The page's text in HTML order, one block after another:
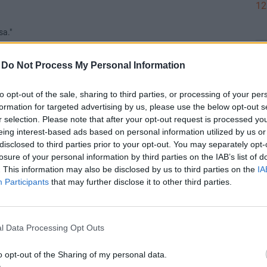
Do Not Process My Personal Information
opt-out of the sale, sharing to third parties, or processing of your
for targeted advertising by us, please use the below opt-out
selection. Please note that after your opt-out request is processed
interest-based ads based on personal information utilized by us
to third parties prior to your opt-out. You may separately
of your personal information by third parties on the IAB’s list of
This information may also be disclosed by us to third parties on the
Participants that may further disclose it to other third parties.
Data Processing Opt Outs
opt-out of the Sharing of my personal data.
tonna szén-dioxid-kibocsátást eredményez.
a szemet a szigeten, vegyél repoharat.
Válasz erre
#34851
tízmilliárdos állami támogatásban és kedvező hitelben
nem méltóztatott válaszolni, hogy vállalják-e a 13
Innen is üzenem az olasz partoknál ringatózó Rose
hogy még nem késő önkéntes felajánlást tenni. Ahogy azt